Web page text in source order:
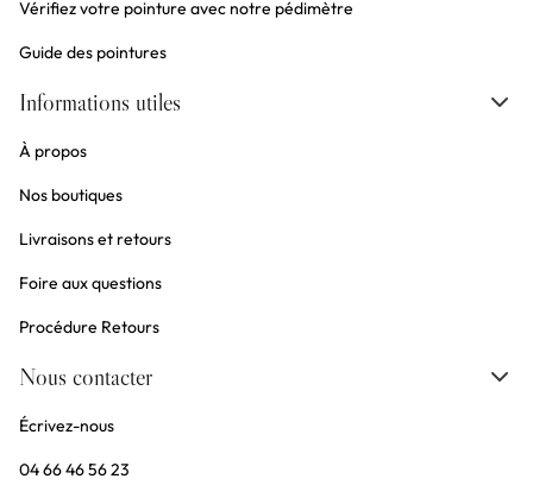
Vérifiez votre pointure avec notre pédimètre
Guide des pointures
Informations utiles
À propos
Nos boutiques
Livraisons et retours
Foire aux questions
Procédure Retours
Nous contacter
Écrivez-nous
04 66 46 56 23